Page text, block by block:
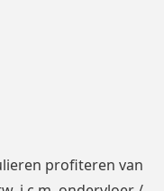
profiteren van